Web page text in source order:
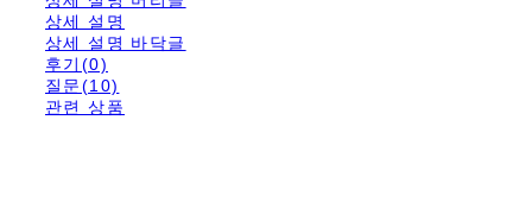
상세 설명
상세 설명 바닥글
후기(0)
질문(10)
관련 상품